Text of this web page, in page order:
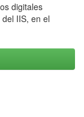
digitales
IIS, en el